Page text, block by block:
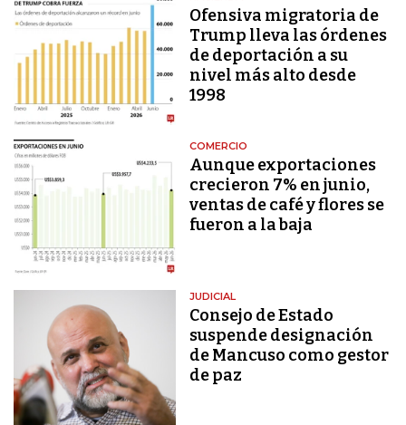
Ofensiva migratoria de
Trump lleva las órdenes
de deportación a su
nivel más alto desde
1998
COMERCIO
Aunque exportaciones
crecieron 7% en junio,
ventas de café y flores se
fueron a la baja
JUDICIAL
Consejo de Estado
suspende designación
de Mancuso como gestor
de paz